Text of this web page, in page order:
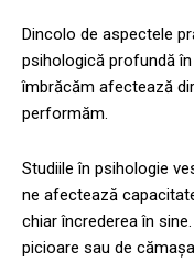
Dincolo de aspectele
psihologică profundă
îmbrăcăm afectează
performăm.
Studiile în psihologie
ne afectează
chiar încrederea în
picioare sau de